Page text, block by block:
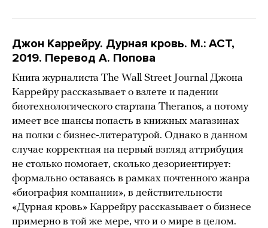
Джон Каррейру. Дурная кровь. М.: АСТ,
2019. Перевод А. Попова
Книга журналиста The Wall Street Journal Джона
Каррейру рассказывает о взлете и падении
биотехнологического стартапа Theranos, а потому
имеет все шансы попасть в книжных магазинах
на полки с бизнес-литературой. Однако в данном
случае корректная на первый взгляд аттрибуция
не столько помогает, сколько дезориентирует:
формально оставаясь в рамках почтенного жанра
«биография компании», в действительности
«Дурная кровь» Каррейру рассказывает о бизнесе
примерно в той же мере, что и о мире в целом.